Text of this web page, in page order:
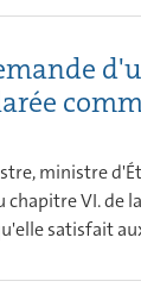
ministre
VI. de
satisfait